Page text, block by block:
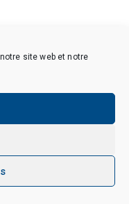
site web et notre